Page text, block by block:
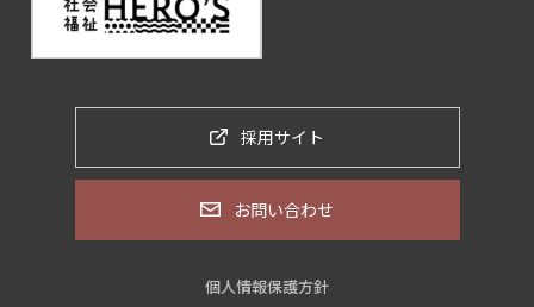
採用サイト
お問い合わせ
個人情報保護方針